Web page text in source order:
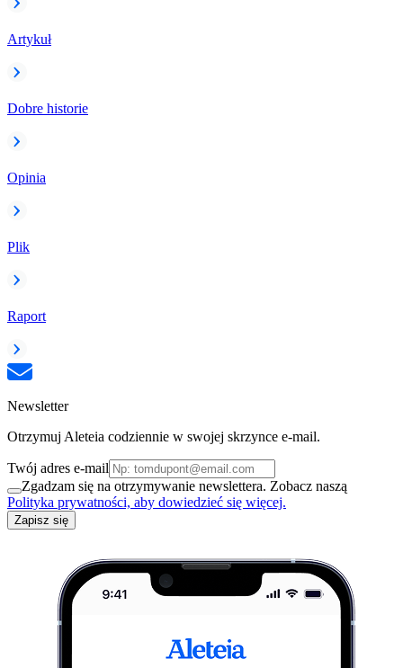
Artykuł
Dobre historie
Opinia
Plik
Raport
Newsletter
Otrzymuj Aleteia codziennie w swojej skrzynce e-mail.
Twój adres e-mail
Zgadzam się na otrzymywanie newslettera. Zobacz naszą
Polityka prywatności, aby dowiedzieć się więcej.
Zapisz się